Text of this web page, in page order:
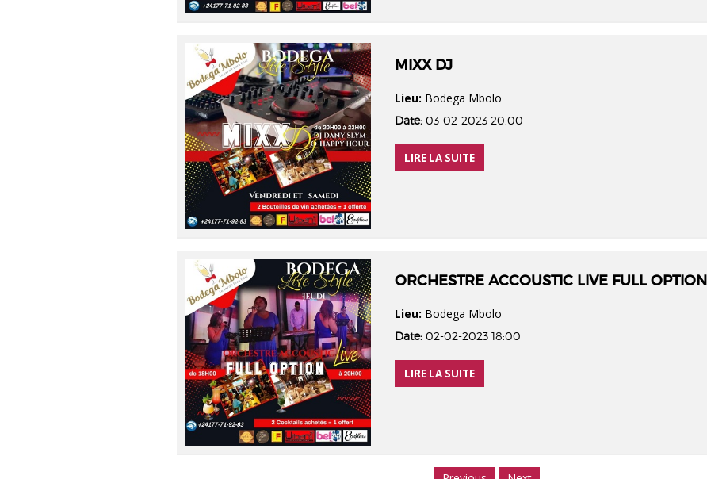
MIXX DJ
Lieu: Bodega Mbolo
Date: 03-02-2023 20:00
LIRE LA SUITE
ORCHESTRE ACCOUSTIC LIVE FULL OPTION
Lieu: Bodega Mbolo
Date: 02-02-2023 18:00
LIRE LA SUITE